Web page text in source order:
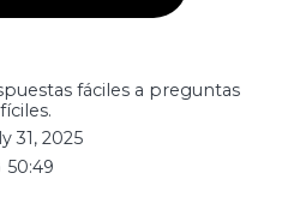
fáciles a preguntas
31, 2025
50:49